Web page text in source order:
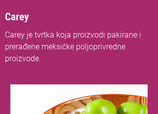
Carey
Carey je tvrtka koja proizvodi pakirane i
prerađene meksičke poljoprivredne
proizvode.